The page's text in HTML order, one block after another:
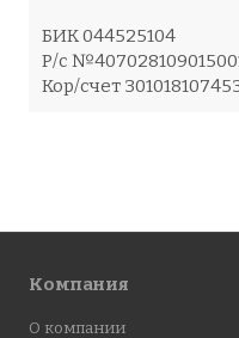
БИК 044525104
Р/с
Кор/счет
Компания
О компании